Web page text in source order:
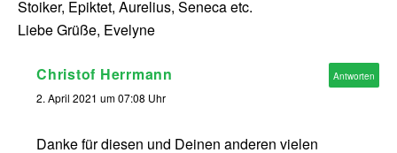
Stoiker, Epiktet, Aurelius, Seneca etc.
Liebe Grüße, Evelyne
Christof Herrmann
2. April 2021 um 07:08 Uhr
Danke für diesen und Deinen anderen vielen
Antworten